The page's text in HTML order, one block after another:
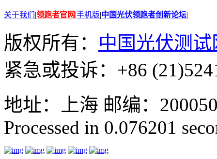
关于我们 |领跑者官网|手机版|中国光伏领跑者创新论坛|
版权所有： 中国光伏测试
紧急或投诉：+86
地址：上海 邮编：
Processed in 0.076201